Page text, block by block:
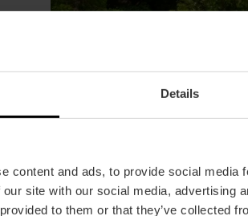
Details
content and ads, to provide social media
site with our social media, advertising
to them or that they’ve collected